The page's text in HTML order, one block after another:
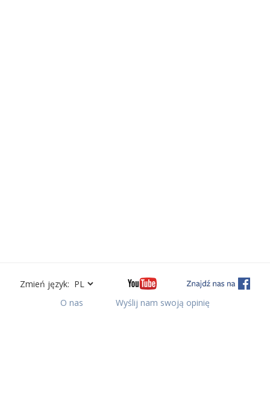
Zmień język:
O nas
Wyślij nam swoją opinię